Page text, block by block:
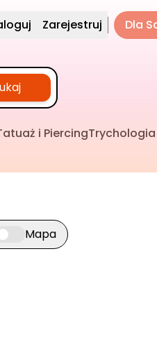
Zarejestruj Dla
i PiercingTrychologia
widok mapy
Mapa